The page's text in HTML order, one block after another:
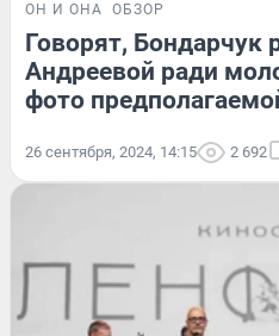
ОН И ОНА ОБЗОР
Говорят, Бондарчук
Андреевой ради
фото
26 сентября, 2024, 14:15 2 692